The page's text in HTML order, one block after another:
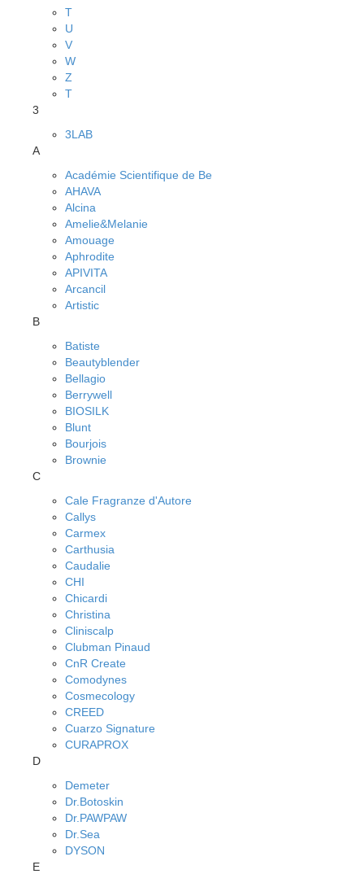
T
U
V
W
Z
Т
3
3LAB
A
Académie Scientifique de Be
AHAVA
Alcina
Amelie&Melanie
Amouage
Aphrodite
APIVITA
Arcancil
Artistic
B
Batiste
Beautyblender
Bellagio
Berrywell
BIOSILK
Blunt
Bourjois
Brownie
C
Cale Fragranze d'Autore
Callys
Carmex
Carthusia
Caudalie
CHI
Chicardi
Christina
Cliniscalp
Clubman Pinaud
CnR Create
Comodynes
Cosmecology
CREED
Cuarzo Signature
CURAPROX
D
Demeter
Dr.Botoskin
Dr.PAWPAW
Dr.Sea
DYSON
E